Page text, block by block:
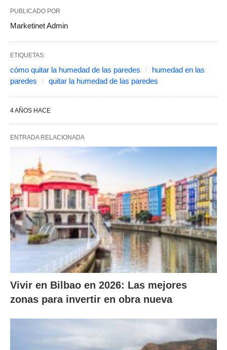
PUBLICADO POR
Marketinet Admin
ETIQUETAS:
cómo quitar la humedad de las paredes
humedad en las
paredes
quitar la humedad de las paredes
4 AÑOS HACE
ENTRADA RELACIONADA
Vivir en Bilbao en 2026: Las mejores
zonas para invertir en obra nueva